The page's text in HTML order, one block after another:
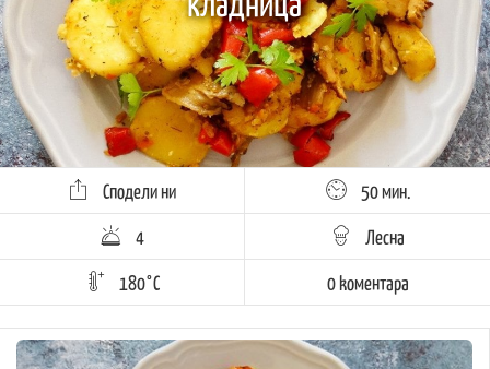
Сподели ни
50 мин.
4
Лесна
180°C
0 kоментара